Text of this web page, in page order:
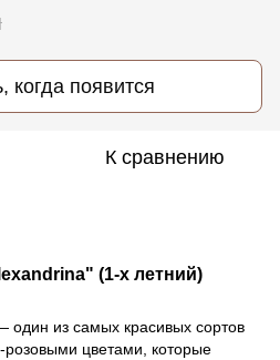
когда появится
К сравнению
(1-х летний)
один из самых красивых сортов
цветами, которые